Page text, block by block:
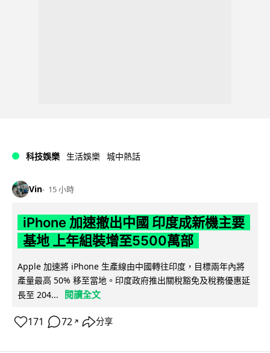
科技娛樂 生活娛樂 城中熱話
Vin 15 小時
iPhone 加速撤出中國 印度成新機主要
基地 上年組裝增至5500萬部
Apple 加速將 iPhone 生產線由中國轉往印度，目標兩年內將
產量最高 50% 移至當地。印度政府推出關稅豁免及稅務優惠延
長至 204...
閱讀全文
171 72 ↗ 分享